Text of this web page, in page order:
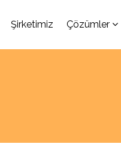
Şirketimiz Çözümler